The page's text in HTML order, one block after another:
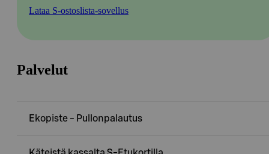
Lataa S-ostoslista-sovellus
Palvelut
Ekopiste - Pullonpalautus